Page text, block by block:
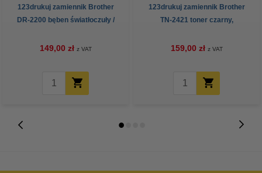
123drukuj zamiennik Brother
DR-2200 bęben światłoczuły /
149,00 zł z VAT
123drukuj zamiennik Brother
TN-2421 toner czarny,
159,00 zł z VAT